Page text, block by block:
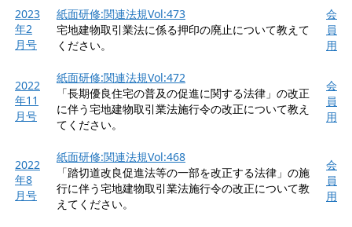
2023
年2
月号
紙面研修:関連法規Vol:473
宅地建物取引業法に係る押印の廃止について教えて
ください。
会
員
用
2022
年11
月号
紙面研修:関連法規Vol:472
「長期優良住宅の普及の促進に関する法律」の改正
に伴う宅地建物取引業法施行令の改正について教え
てください。
会
員
用
2022
年8
月号
紙面研修:関連法規Vol:468
「踏切道改良促進法等の一部を改正する法律」の施
行に伴う宅地建物取引業法施行令の改正について教
えてください。
会
員
用